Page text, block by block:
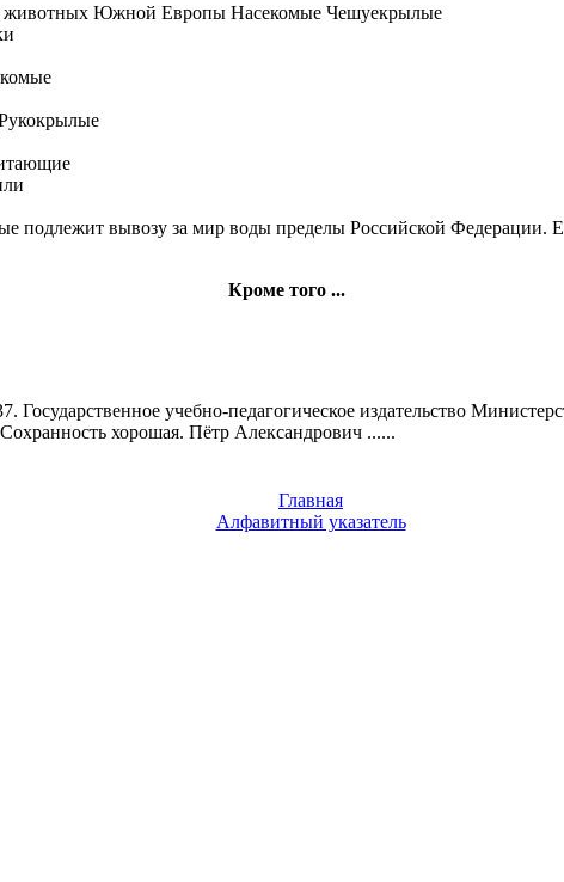
животных Южной Европы Насекомые Чешуекрылые
подлежит вывозу за мир воды пределы Российской Федерации.
Кроме того ...
Государственное учебно-педагогическое издательство
хорошая. Пётр Александрович ......
Главная
Алфавитный указатель